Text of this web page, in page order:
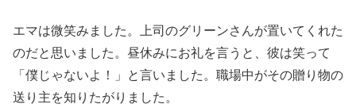
エマは微笑みました。上司のグリーンさんが置いてくれた
のだと思いました。昼休みにお礼を言うと、彼は笑って
「僕じゃないよ！」と言いました。職場中がその贈り物の
送り主を知りたがりました。